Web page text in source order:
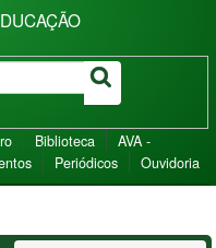
Biblioteca
AVA -
Periódicos Ouvidoria